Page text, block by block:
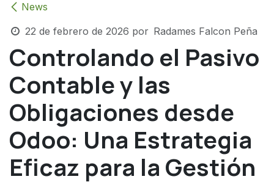
News
22 de febrero de 2026 por Radames Falcon Peña
Controlando el Pasivo
Contable y las
Obligaciones desde
Odoo: Una Estrategia
Eficaz para la Gestión